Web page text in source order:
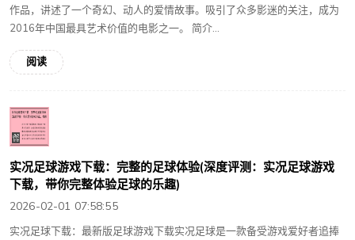
作品，讲述了一个奇幻、动人的爱情故事。吸引了众多影迷的关注，成为
2016年中国最具艺术价值的电影之一。 简介...
阅读
实况足球游戏下载：完整的足球体验(深度评测：实况足球游戏
下载，带你完整体验足球的乐趣)
2026-02-01 07:58:55
实况足球下载：最新版足球游戏下载实况足球是一款备受游戏爱好者追捧